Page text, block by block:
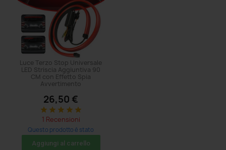
Luce Terzo Stop Universale
LED Striscia Aggiuntiva 90
CM con Effetto Spia
Avvertimento
26,50 €
star star star star star
1 Recensioni
Questo prodotto è stato
acquistato: 41 volte
Aggiungi al carrello